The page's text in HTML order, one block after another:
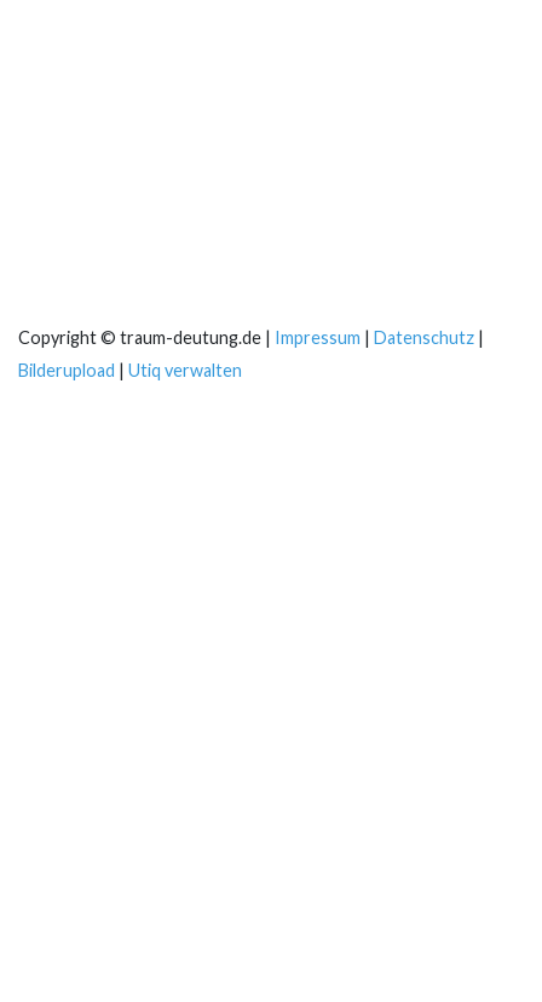
Copyright © traum-deutung.de | Impressum | Datenschutz |
Bilderupload | Utiq verwalten